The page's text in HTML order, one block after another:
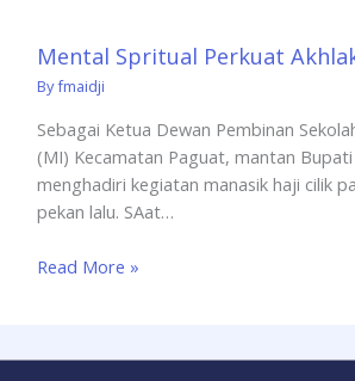
Mental Spritual Perkuat
Byfmaidji
Sebagai Ketua Dewan Pembinan
(MI) Kecamatan Paguat, mantan
menghadiri kegiatan manasik haji cilik
pekan lalu. SAat…
Read More »